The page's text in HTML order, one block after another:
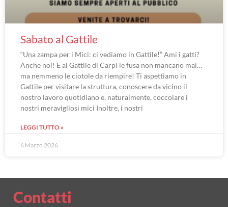
Sabato al Gattile
“Una zampa per i Mici: ci vediamo in Gattile!” Ami i gatti?
Anche noi! E al Gattile di Carpi le fusa non mancano mai…
ma nemmeno le ciotole da riempire! Ti aspettiamo in
Gattile per visitare la struttura, conoscere da vicino il
nostro lavoro quotidiano e, naturalmente, coccolare i
nostri meravigliosi mici Inoltre, i nostri
LEGGI TUTTO »
6 Marzo 2026
Contatti